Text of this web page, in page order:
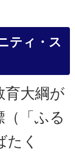
ティ・ス
大綱が
「ふる
たく